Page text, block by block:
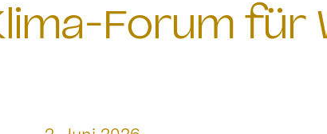
Forum für